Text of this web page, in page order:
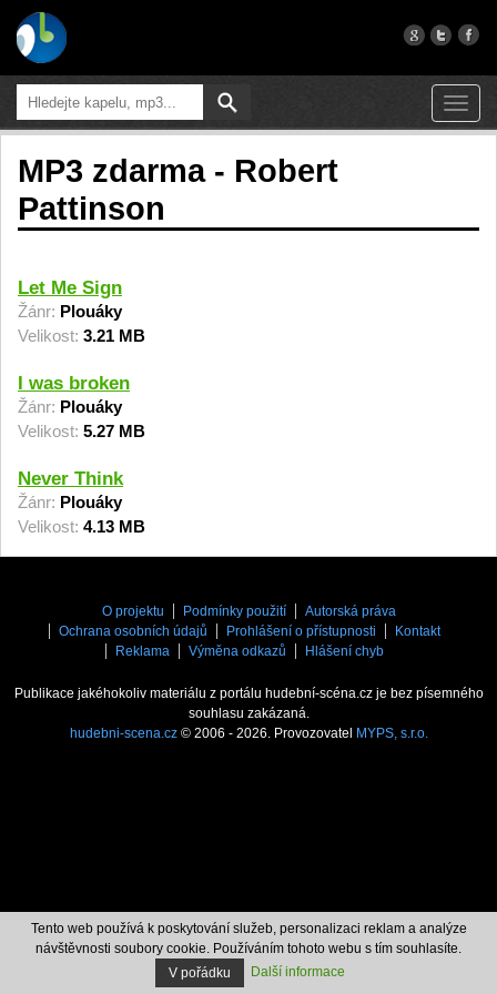
MP3 zdarma - Robert
Pattinson
Let Me Sign
Žánr: Plouáky
Velikost: 3.21 MB
I was broken
Žánr: Plouáky
Velikost: 5.27 MB
Never Think
Žánr: Plouáky
Velikost: 4.13 MB
O projektu Podmínky použití
Autorská práva
Ochrana osobních údajů
Prohlášení o přístupnosti
Kontakt
Reklama
Výměna odkazů Hlášení chyb
Publikace jakéhokoliv materiálu z portálu hudební-scéna.cz je bez písemného
souhlasu zakázaná.
hudebni-scena.cz© 2006 - 2026. Provozovatel MYPS, s.r.o.
Tento web používá k poskytování služeb, personalizaci reklam a analýze
návštěvnosti soubory cookie. Používáním tohoto webu s tím souhlasíte.
V pořádku
Další informace